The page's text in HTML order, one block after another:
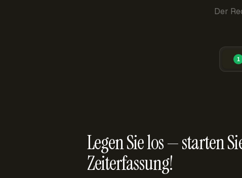
Der
1
Legen Sie los — starten
Zeiterfassung!